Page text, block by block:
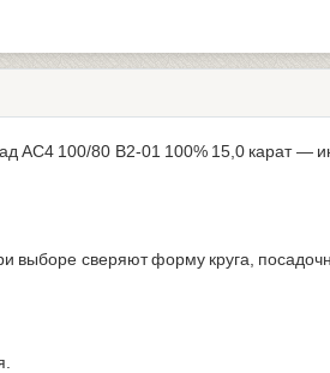
АС4 100/80 В2-01 100% 15,0 карат —
сверяют форму круга,